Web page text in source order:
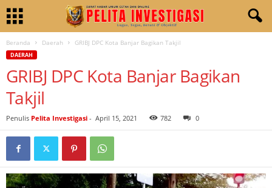
Beranda Daerah GRIBJ DPC Kota Banjar Bagikan Takjil
DAERAH
GRIBJ DPC Kota Banjar Bagikan
Takjil
Penulis Pelita Investigasi - April 15, 2021 782 0